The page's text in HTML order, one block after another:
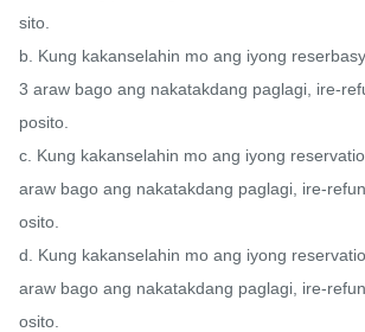
sito.
b. Kung kakanselahin mo ang iyong
3 araw bago ang nakatakdang paglagi, ire-
posito.
c. Kung kakanselahin mo ang iyong
araw bago ang nakatakdang paglagi, ire-
osito.
d. Kung kakanselahin mo ang iyong
araw bago ang nakatakdang paglagi, ire-
osito.